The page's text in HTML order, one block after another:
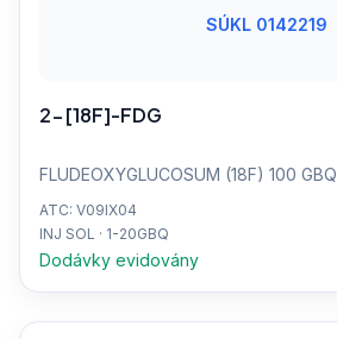
SÚKL 0142219
2-[18F]-FDG
FLUDEOXYGLUCOSUM (18F) 100 GBQ
ATC: V09IX04
INJ SOL · 1-20GBQ
Dodávky evidovány